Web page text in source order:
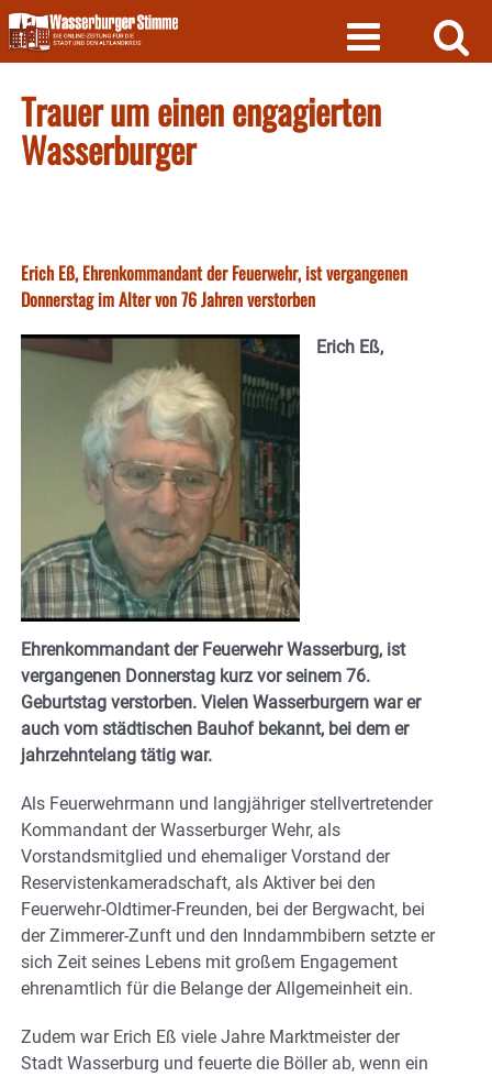
Skip
to
content
Trauer um einen engagierten
Wasserburger
Erich Eß, Ehrenkommandant der Feuerwehr, ist vergangenen
Donnerstag im Alter von 76 Jahren verstorben
Erich Eß,
Ehrenkommandant der Feuerwehr Wasserburg, ist
vergangenen Donnerstag kurz vor seinem 76.
Geburtstag verstorben. Vielen Wasserburgern war er
auch vom städtischen Bauhof bekannt, bei dem er
jahrzehntelang tätig war.
Als Feuerwehrmann und langjähriger stellvertretender
Kommandant der Wasserburger Wehr, als
Vorstandsmitglied und ehemaliger Vorstand der
Reservistenkameradschaft, als Aktiver bei den
Feuerwehr-Oldtimer-Freunden, bei der Bergwacht, bei
der Zimmerer-Zunft und den Inndammbibern setzte er
sich Zeit seines Lebens mit großem Engagement
ehrenamtlich für die Belange der Allgemeinheit ein.
Zudem war Erich Eß viele Jahre Marktmeister der
Stadt Wasserburg und feuerte die Böller ab, wenn ein